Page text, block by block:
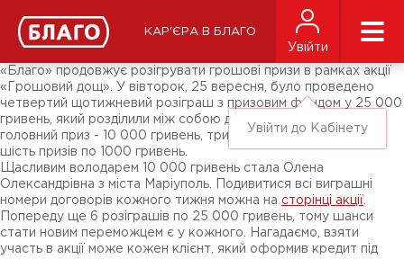
КАР'ЄРА В БЛАГО
Увійти
Увійти до Кабінету
ЗМІ про нас
Підписники соц-мереж
Ярмарки
«Благо» продовжує розігрувати грошові призи в рамках акції
«Грошовий дощ». У вівторок, 25 вересня, було проведено
четвертий щотижневий розіграш з призовим фондом у 25 000
гривень, який розділили між собою десять клієнтів «Благо»:
головний приз - 10 000 гривень, три призи по 3000 гривень і
шість призів по 1000 гривень.
Щасливим володарем 10 000 гривень стала Олена
Олександрівна з міста Маріуполь. Подивитися всі виграшні
номери договорів кожного тижня можна на сторінці акції
Попереду ще 6 розіграшів по 25 000 гривень, тому шанси
стати новим переможцем є у кожного. Нагадаємо, взяти
участь в акції може кожен клієнт, який оформив кредит під